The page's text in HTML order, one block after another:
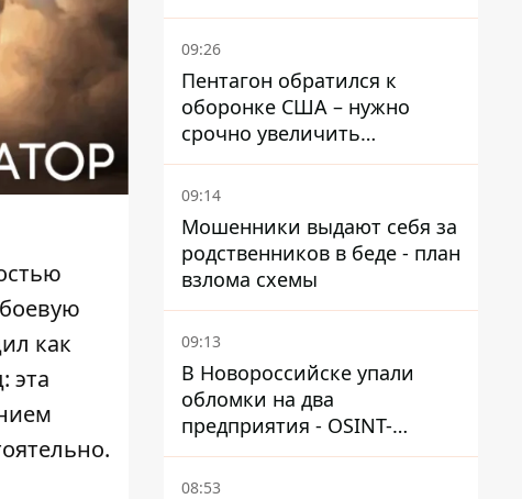
как
эта
выдвинул новые
требования – СМИ
раскрыли подробности
09:26
Пентагон обратился к
оборонке США – нужно
срочно увеличить
производство вооружений
09:14
Мошенники выдают себя за
родственников в беде - план
взлома схемы
09:13
В Новороссийске упали
обломки на два
предприятия - OSINT-
каналы предполагают удар
по порту
08:53